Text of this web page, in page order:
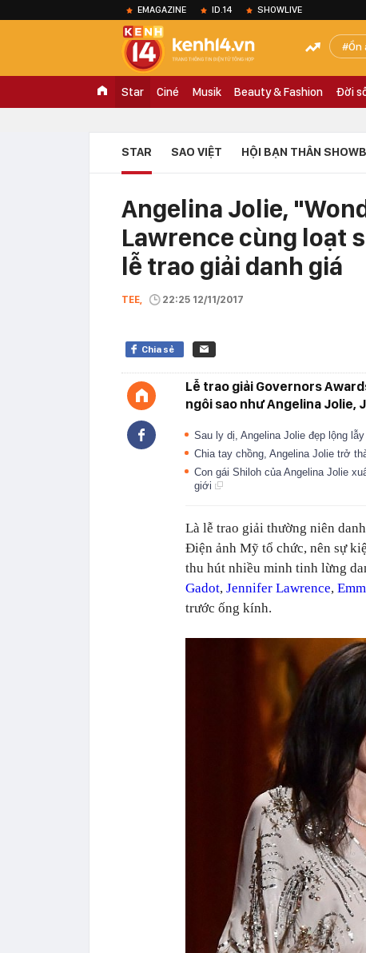
EMAGAZINE ID.14 SHOWLIVE
Ồn
Star Ciné Musik Beauty & Fashion Đời
STAR SAO VIỆT HỘI BẠN THÂN
Angelina Jolie,
Lawrence cùng loạt
lễ trao giải danh giá
TEE, 22:25 12/11/2017
Chia sẻ
Lễ trao giải Governors
ngôi sao như Angelina Jolie,
Sau ly dị, Angelina Jolie đẹp lộng
Chia tay chồng, Angelina Jolie trở
Con gái Shiloh của Angelina Jolie
giới
Là lễ trao giải thường niên
Điện ảnh Mỹ tổ chức, nên sự
thu hút nhiều minh tinh lừng
Gadot, Jennifer Lawrence,
trước ống kính.